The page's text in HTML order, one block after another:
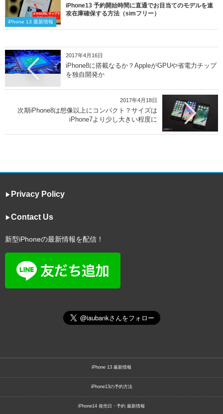
iPhone 13 最新情報
iPhone13 予約開始時間に直通でお目当てのモデルを速
攻在庫確保する方法（simフリー）
2017年4月16日
iPhone8に搭載なるか？AppleがGPUや省電力チップ
を独自開発か
2017年4月18日
次期iPhone8は想像以上にコンパクト？サイズは
iPhone7より少し大きい程度に
▶︎ Privacy Policy
▶︎Contact Us
新型iPhoneの最新情報を配信！
iPhone 13 最新情報
iPhone13の予約方法
iPhone14 発売日・予約 最新情報